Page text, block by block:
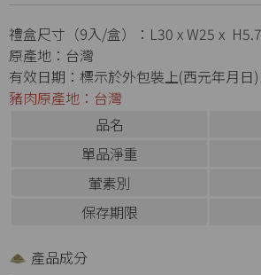
禮盒尺寸（9入/盒）：L30 x W25 x
原產地：台灣
有效日期：標示於外包裝上(西元年月日)
豬肉原產地：台灣
品名
單品淨重
葷素別
保存期限
產品成分